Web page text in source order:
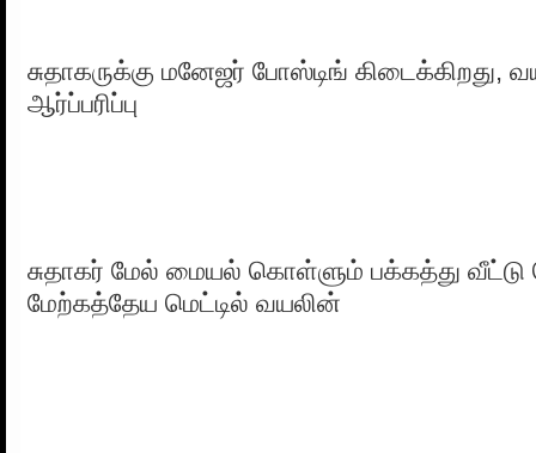
சுதாகருக்கு மனேஜர் போஸ்டிங் கிடைக்கிறது,
ஆர்ப்பரிப்பு
சுதாகர் மேல் மையல் கொள்ளும் பக்கத்து வீட்டு
மேற்கத்தேய மெட்டில் வயலின்